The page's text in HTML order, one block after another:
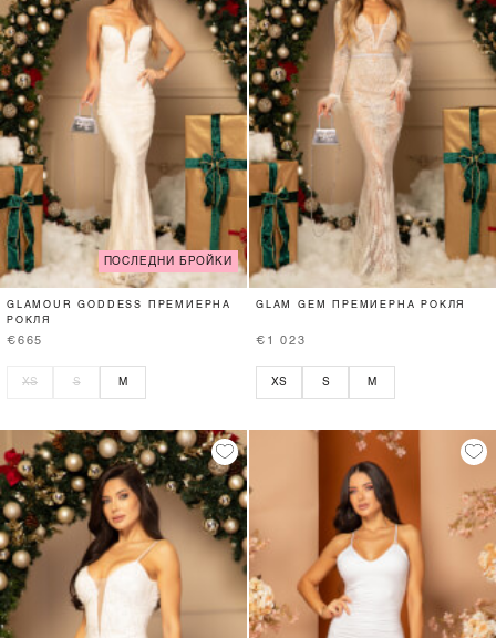
ПОСЛЕДНИ БРОЙКИ
GLAMOUR GODDESS ПРЕМИЕРНА
РОКЛЯ
€665
XS S M
GLAM GEM ПРЕМИЕРНА РОКЛЯ
€1 023
XS S M